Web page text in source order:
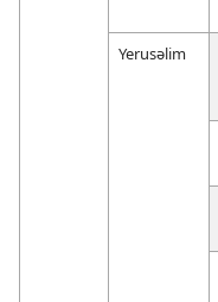
Yerusəlim